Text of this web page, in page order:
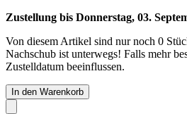
Zustellung bis Donnerstag, 03.
Von diesem Artikel sind nur noch 0
Nachschub ist unterwegs! Falls mehr
Zustelldatum beeinflussen.
In den Warenkorb